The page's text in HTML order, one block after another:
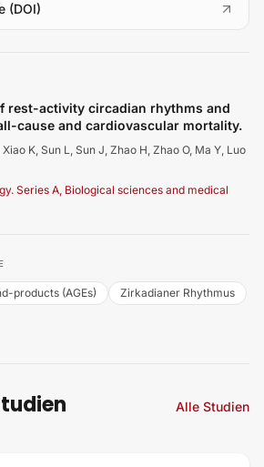
(DOI)
rest-activity circadian rhythms and
cause and cardiovascular mortality.
K, Sun L, Sun J, Zhao H, Zhao O, Ma Y, Luo
Series A, Biological sciences and medical
products (AGEs) Zirkadianer Rhythmus
Alle Studien